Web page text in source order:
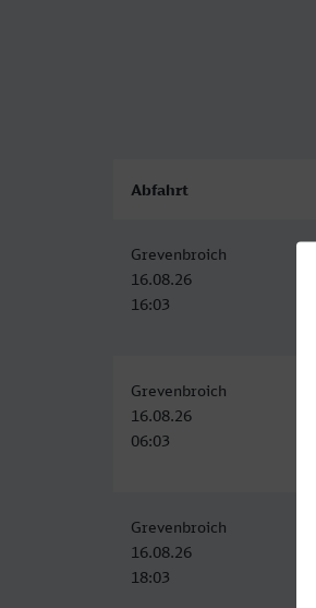
Abfahrt
Grevenbroich
16.08.26
16:03
Grevenbroich
16.08.26
06:03
Grevenbroich
16.08.26
18:03